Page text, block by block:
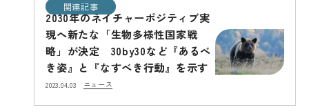
関連記事
2030年のネイチャーポジティブ実
現へ新たな「生物多様性国家戦
略」が決定 30by30など『あるべ
き姿』と『なすべき行動』を示す
2023.04.03 ニュース